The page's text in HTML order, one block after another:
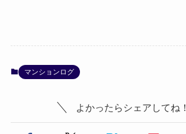
マンションログ
よかったらシェアしてね！